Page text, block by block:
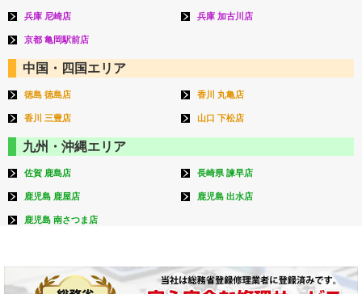
兵庫 尼崎店 兵庫 加古川店
京都 亀岡駅前店
中国・四国エリア
徳島 徳島店 香川 丸亀店
香川 三豊店 山口 下松店
九州・沖縄エリア
佐賀 鹿島店 長崎県 諫早店
鹿児島 鹿屋店 鹿児島 出水店
鹿児島 南さつま店